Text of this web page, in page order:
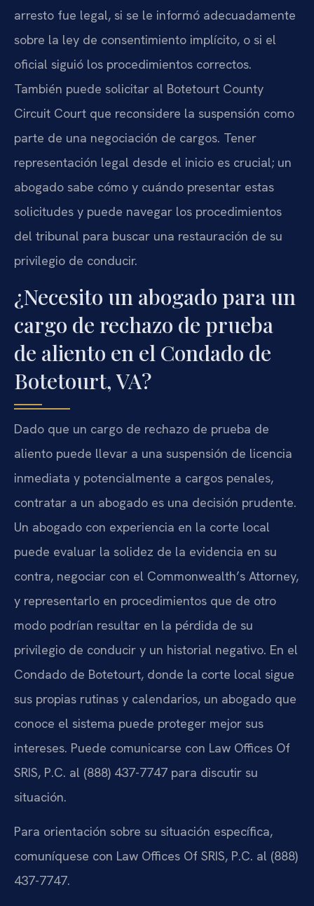
arresto fue legal, si se le informó adecuadamente
sobre la ley de consentimiento implícito, o si el
oficial siguió los procedimientos correctos.
También puede solicitar al Botetourt County
Circuit Court que reconsidere la suspensión como
parte de una negociación de cargos. Tener
representación legal desde el inicio es crucial; un
abogado sabe cómo y cuándo presentar estas
solicitudes y puede navegar los procedimientos
del tribunal para buscar una restauración de su
privilegio de conducir.
¿Necesito un abogado para un
cargo de rechazo de prueba
de aliento en el Condado de
Botetourt, VA?
Dado que un cargo de rechazo de prueba de
aliento puede llevar a una suspensión de licencia
inmediata y potencialmente a cargos penales,
contratar a un abogado es una decisión prudente.
Un abogado con experiencia en la corte local
puede evaluar la solidez de la evidencia en su
contra, negociar con el Commonwealth’s Attorney,
y representarlo en procedimientos que de otro
modo podrían resultar en la pérdida de su
privilegio de conducir y un historial negativo. En el
Condado de Botetourt, donde la corte local sigue
sus propias rutinas y calendarios, un abogado que
conoce el sistema puede proteger mejor sus
intereses. Puede comunicarse con Law Offices Of
SRIS, P.C. al (888) 437-7747 para discutir su
situación.
Para orientación sobre su situación específica,
comuníquese con Law Offices Of SRIS, P.C. al (888)
437-7747.